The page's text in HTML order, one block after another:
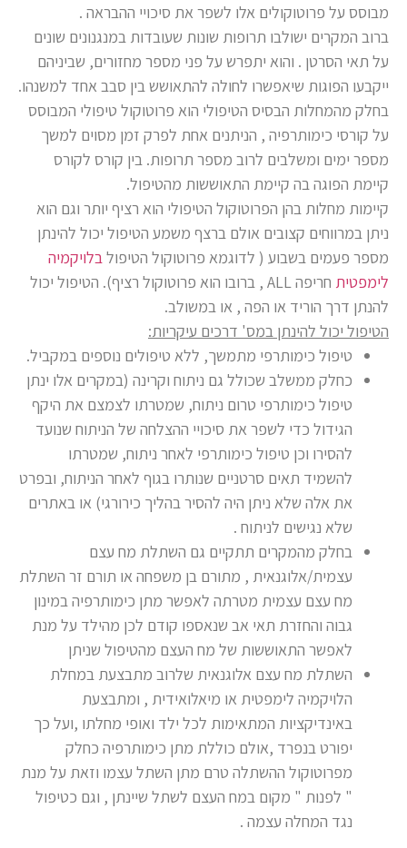
מבוסס על פרוטוקולים אלו לשפר את סיכויי ההבראה .
ברוב המקרים ישולבו תרופות שונות שעובדות במנגנונים שונים
על תאי הסרטן . והוא יתפרש על פני מספר מחזורים, שביניהם
ייקבעו הפוגות שיאפשרו לחולה להתאושש בין סבב אחד למשנהו.
בחלק מהמחלות הבסיס הטיפולי הוא פרוטוקול טיפולי המבוסס
על קורסי כימותרפיה , הניתנים אחת לפרק זמן מסוים למשך
מספר ימים ומשלבים לרוב מספר תרופות. בין קורס לקורס
קיימת הפוגה בה קיימת התאוששות מהטיפול.
קיימות מחלות בהן הפרוטוקול הטיפולי הוא רציף יותר וגם הוא
ניתן במרווחים קצובים אולם ברצף משמע הטיפול יכול להינתן
מספר פעמים בשבוע ( לדוגמא פרוטוקול הטיפולבלויקמיה
לימפטית
חריפה ALL , ברובו הוא פרוטוקול רציף). הטיפול יכול
להנתן דרך הוריד או הפה , או במשולב.
הטיפול יכול להינתן במס' דרכים עיקריות:
טיפול כימותרפי מתמשך, ללא טיפולים נוספים במקביל.
כחלק ממשלב שכולל גם ניתוח וקרינה (במקרים אלו ינתן
טיפול כימותרפי טרום ניתוח, שמטרתו לצמצם את היקף
הגידול כדי לשפר את סיכויי ההצלחה של הניתוח שנועד
להסירו וכן טיפול כימותרפי לאחר ניתוח, שמטרתו
להשמיד תאים סרטניים שנותרו בגוף לאחר הניתוח, ובפרט
את אלה שלא ניתן היה להסיר בהליך כירורגי) או באתרים
שלא נגישים לניתוח .
בחלק מהמקרים תתקיים גם השתלת מח עצם
עצמית/אלוגנאית , מתורם בן משפחה או תורם זר השתלת
מח עצם עצמית מטרתה לאפשר מתן כימותרפיה במינון
גבוה והחזרת תאי אב שנאספו קודם לכן מהילד על מנת
לאפשר התאוששות של מח העצם מהטיפול שניתן
השתלת מח עצם אלוגנאית שלרוב מתבצעת במחלת
הלויקמיה לימפטית או מיאלואידית , ומתבצעת
באינדיקציות המתאימות לכל ילד ואופי מחלתו ,ועל כך
יפורט בנפרד ,אולם כוללת מתן כימותרפיה כחלק
מפרוטוקול ההשתלה טרם מתן השתל עצמו וזאת על מנת
" לפנות " מקום במח העצם לשתל שיינתן , וגם כטיפול
נגד המחלה עצמה .